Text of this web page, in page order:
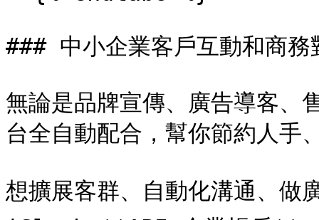
### 中小企業客戶互動和商務
無論是品牌宣傳、廣告導客
台全自動配合，幫你節約人手
想擴展客群、自動化溝通、